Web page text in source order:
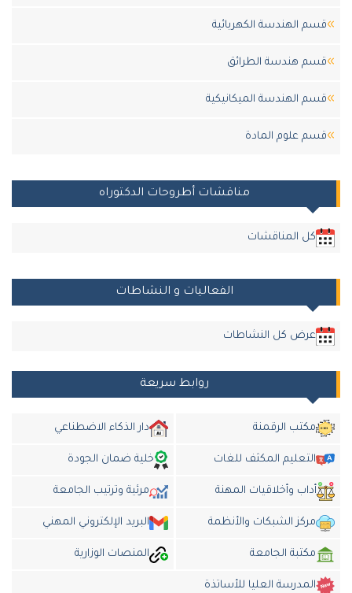
قسم الهندسة الكهربائية
قسم هندسة الطرائق
قسم الهندسة الميكانيكية
قسم علوم المادة
مناقشات أطروحات الدكتوراه
كل المناقشات
الفعاليات و النشاطات
عرض كل النشاطات
روابط سريعة
مكتب الرقمنة دار الذكاء الاضطناعي
التعليم المكثف للغات خلية ضمان الجودة
أداب وأخلاقيات المهنة مرئية وترتيب الجامعة
مركز الشبكات والأنظمة البريد الإلكتروني المهني
مكتبة الجامعة المنصات الوزارية
المدرسة العليا للأساتذة